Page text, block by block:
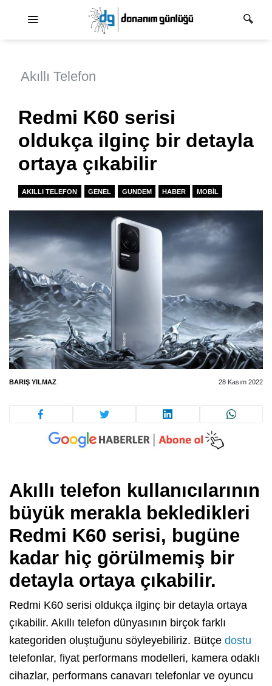
Akıllı Telefon
Redmi K60 serisi
oldukça ilginç bir detayla
ortaya çıkabilir
AKILLI TELEFON GENEL GUNDEM HABER MOBIL
BARIŞ YILMAZ 28 Kasım 2022
Akıllı telefon kullanıcılarının
büyük merakla bekledikleri
Redmi K60 serisi, bugüne
kadar hiç görülmemiş bir
detayla ortaya çıkabilir.
Redmi K60 serisi oldukça ilginç bir detayla ortaya
çıkabilir. Akıllı telefon dünyasının birçok farklı
kategoriden oluştuğunu söyleyebiliriz. Bütçe dostu
telefonlar, fiyat performans modelleri, kamera odaklı
cihazlar, performans canavarı telefonlar ve oyuncu